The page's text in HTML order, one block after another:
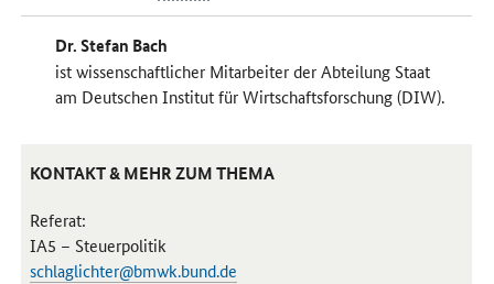
Dr. Stefan Bach
ist wissenschaftlicher Mitarbeiter der Abteilung Staat
am Deutschen Institut für Wirtschaftsforschung (DIW).
KONTAKT & MEHR ZUM THEMA
Referat:
IA5 – Steuerpolitik
schlaglichter@bmwk.bund.de